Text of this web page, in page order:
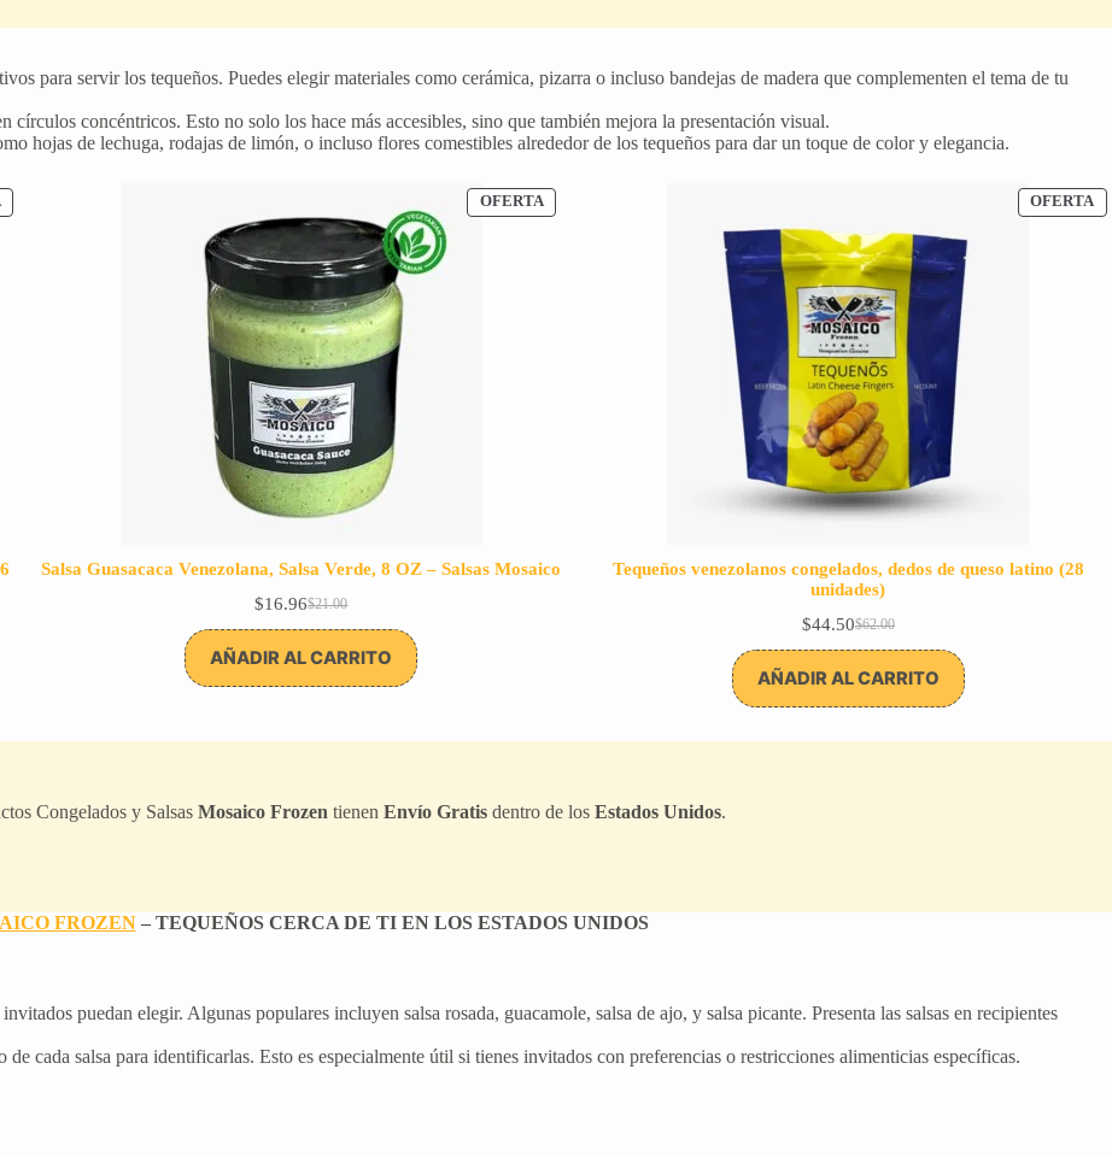
para servir los tequeños. Puedes elegir materiales como cerámica, pizarra o incluso bandejas de madera que complementen el tema de tu
círculos concéntricos. Esto no solo los hace más accesibles, sino que también mejora la presentación visual.
hojas de lechuga, rodajas de limón, o incluso flores comestibles alrededor de los tequeños para dar un toque de color y elegancia.
PRODUCTO
EN
OFERTAPRODUCTO
EN
Salsa Guasacaca Venezolana, Salsa Verde, 8 OZ – Salsas Mosaico
$21.00
El
precio
original
$16.96El
precio
actual
AÑADIR AL CARRITO
OFERTA
Tequeños venezolanos congelados, dedos de queso latino (28
unidades)
$62.00
El
precio
original
$44.50El
precio
actual
AÑADIR AL CARRITO
Congelados y Salsas Mosaico Frozen tienen Envío Gratis dentro de los Estados Unidos.
FROZEN– TEQUEÑOS CERCA DE TI EN LOS ESTADOS UNIDOS
puedan elegir. Algunas populares incluyen salsa rosada, guacamole, salsa de ajo, y salsa picante. Presenta las salsas en recipientes
de cada salsa para identificarlas. Esto es especialmente útil si tienes invitados con preferencias o restricciones alimenticias específicas.